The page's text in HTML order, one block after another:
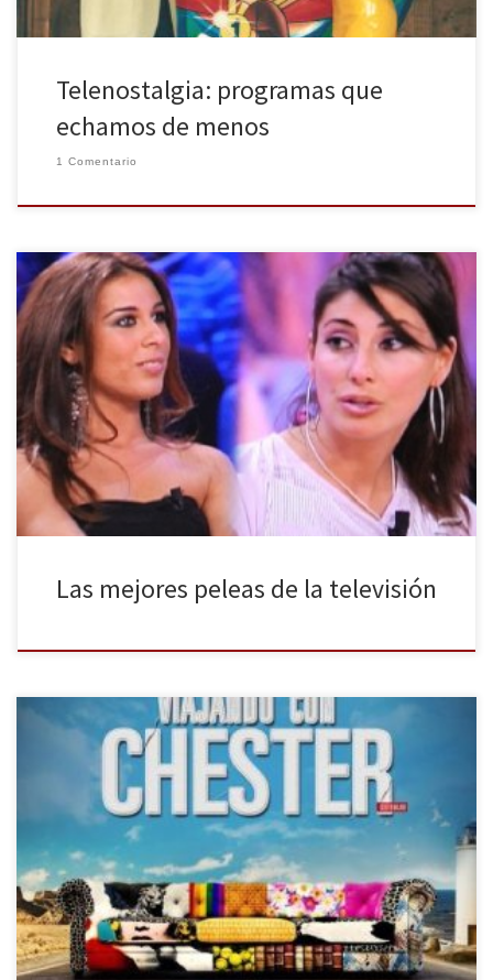
Telenostalgia: programas que
echamos de menos
1 Comentario
Esta semana, en la Huella Digital, hacemos un ranking de aquellas
peleas más sonadas en los últimos años de la televisión. Aquellos
momentos bochornosos, para unos, y aquellos momentos de
espectáculo, para otros. Al escribir este artículo me di cuenta que
en vez de haber puesto el título de “Las […]
Las mejores peleas de la televisión
Viajando con Chester es la nueva apuesta de Cuatro. El popular y
polémico Risto Mejide, acompañado de un sofá que le acompaña
en su particular viaje, es el encargado de presentar al espectador
una serie de “entrevistas” en el que trata de llegar hasta el fondo
de lo posible, no […]